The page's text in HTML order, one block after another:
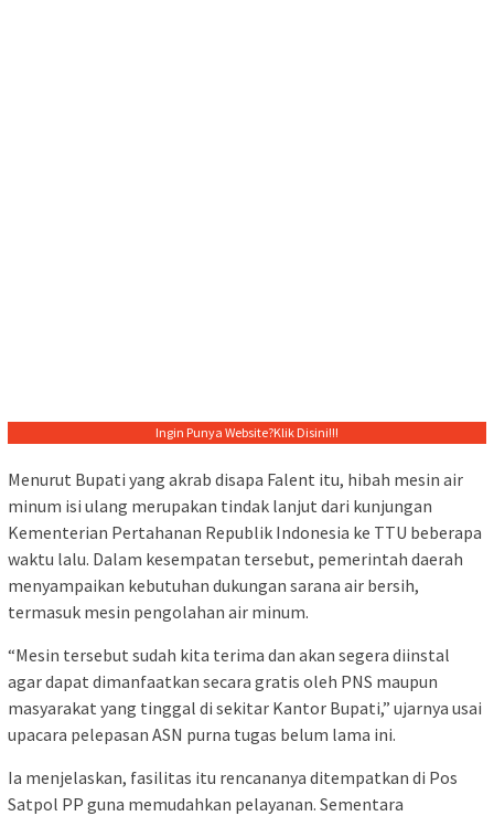
Ingin Punya Website?Klik Disini!!!
Menurut Bupati yang akrab disapa Falent itu, hibah mesin air
minum isi ulang merupakan tindak lanjut dari kunjungan
Kementerian Pertahanan Republik Indonesia ke TTU beberapa
waktu lalu. Dalam kesempatan tersebut, pemerintah daerah
menyampaikan kebutuhan dukungan sarana air bersih,
termasuk mesin pengolahan air minum.
“Mesin tersebut sudah kita terima dan akan segera diinstal
agar dapat dimanfaatkan secara gratis oleh PNS maupun
masyarakat yang tinggal di sekitar Kantor Bupati,” ujarnya usai
upacara pelepasan ASN purna tugas belum lama ini.
Ia menjelaskan, fasilitas itu rencananya ditempatkan di Pos
Satpol PP guna memudahkan pelayanan. Sementara